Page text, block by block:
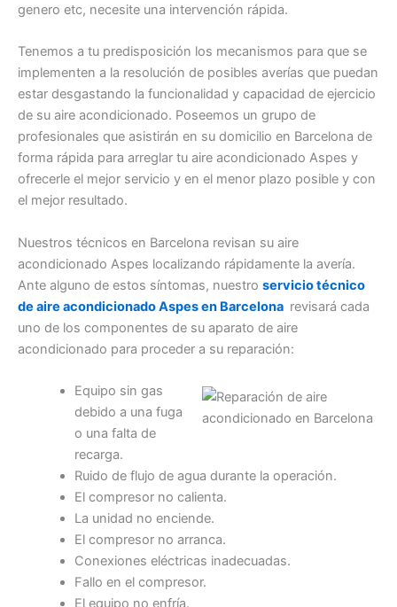
genero etc, necesite una intervención rápida.
Tenemos a tu predisposición los mecanismos para que se
implementen a la resolución de posibles averías que puedan
estar desgastando la funcionalidad y capacidad de ejercicio
de su aire acondicionado. Poseemos un grupo de
profesionales que asistirán en su domicilio en Barcelona de
forma rápida para arreglar tu aire acondicionado Aspes y
ofrecerle el mejor servicio y en el menor plazo posible y con
el mejor resultado.
Nuestros técnicos en Barcelona revisan su aire
acondicionado Aspes localizando rápidamente la avería.
Ante alguno de estos síntomas, nuestro servicio técnico
de aire acondicionado Aspes en Barcelona revisará cada
uno de los componentes de su aparato de aire
acondicionado para proceder a su reparación:
Equipo sin gas
debido a una fuga
o una falta de
recarga.
Ruido de flujo de agua durante la operación.
El compresor no calienta.
La unidad no enciende.
El compresor no arranca.
Conexiones eléctricas inadecuadas.
Fallo en el compresor.
El equipo no enfría.